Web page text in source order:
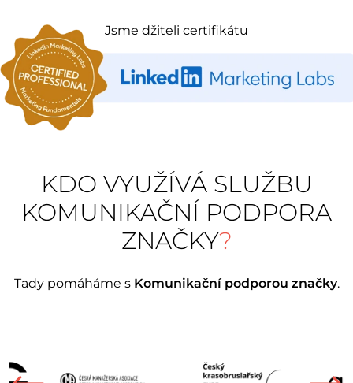
Jsme džiteli certifikátu
KDO VYUŽÍVÁ SLUŽBU
KOMUNIKAČNÍ PODPORA
ZNAČKY?
Tady pomáháme s Komunikační podporou značky.